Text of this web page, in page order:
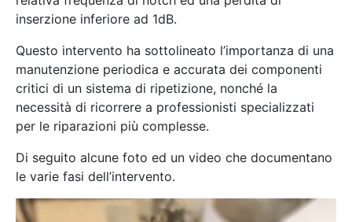
inserzione inferiore ad 1dB.
Questo intervento ha sottolineato l’importanza di una
manutenzione periodica e accurata dei componenti
critici di un sistema di ripetizione, nonché la
necessità di ricorrere a professionisti specializzati
per le riparazioni più complesse.
Di seguito alcune foto ed un video che documentano
le varie fasi dell’intervento.